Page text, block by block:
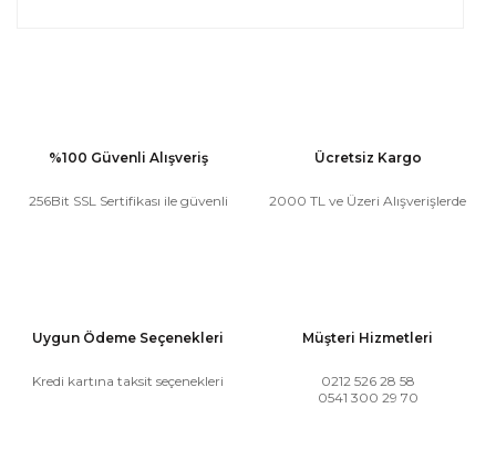
%100 Güvenli Alışveriş
256Bit SSL Sertifikası ile güvenli
Ücretsiz Kargo
2000 TL ve Üzeri Alışverişlerde
Uygun Ödeme Seçenekleri
Kredi kartına taksit seçenekleri
Müşteri Hizmetleri
0212 526 28 58
0541 300 29 70